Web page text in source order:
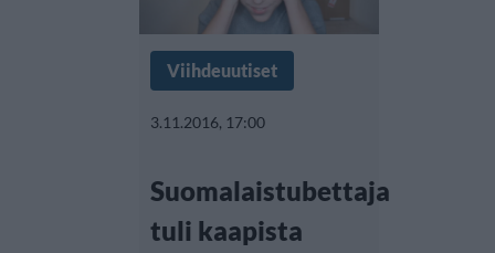
Viihdeuutiset
3.11.2016, 17:00
Suomalaistubettaja
tuli kaapista